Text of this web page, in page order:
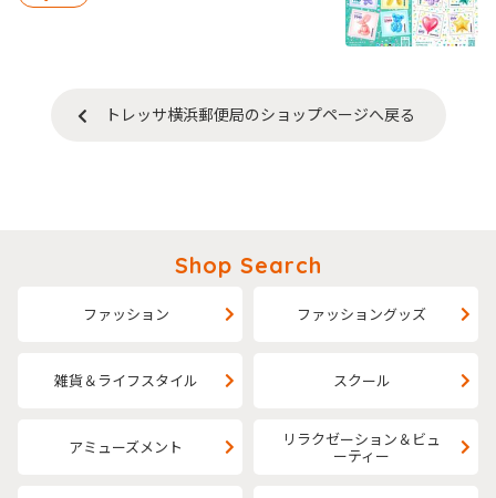
トレッサ横浜郵便局のショップページへ戻る
Shop Search
ファッション ファッショングッズ
雑貨＆ライフスタイル スクール
アミューズメント リラクゼーション＆ビュ
ーティー